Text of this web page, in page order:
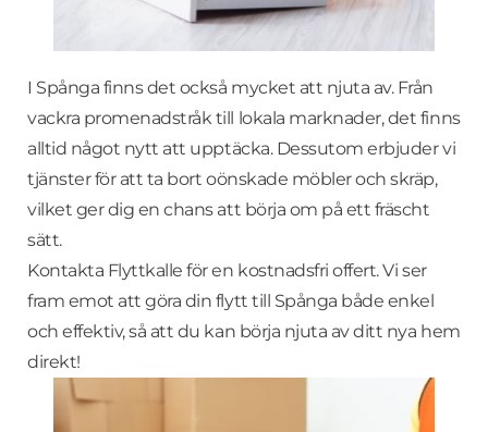
I Spånga finns det också mycket att njuta av. Från
vackra promenadstråk till lokala marknader, det finns
alltid något nytt att upptäcka. Dessutom erbjuder vi
tjänster för att ta bort oönskade möbler och skräp,
vilket ger dig en chans att börja om på ett fräscht
sätt.
Kontakta Flyttkalle för en kostnadsfri offert. Vi ser
fram emot att göra din flytt till Spånga både enkel
och effektiv, så att du kan börja njuta av ditt nya hem
direkt!